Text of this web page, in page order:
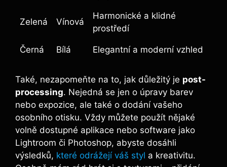
Zelená Vínová
Harmonické a klidné
prostředí
Černá Bílá Elegantní a moderní vzhled
Také, nezapomeňte na to, jak důležitý je post-
processing. Nejedná se jen o úpravy barev
nebo expozice, ale také o dodání vašeho
osobního otisku. Vždy můžete použít nějaké
volně dostupné aplikace nebo software jako
Lightroom či Photoshop, abyste dosáhli
výsledků, které odrážejí váš styl a kreativitu.